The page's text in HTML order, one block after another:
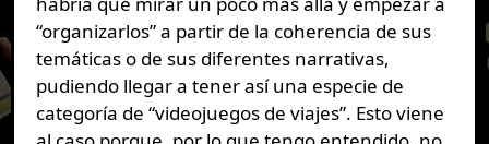
“organizarlos” a partir de la coherencia de sus
temáticas o de sus diferentes narrativas,
pudiendo llegar a tener así una especie de
categoría de “videojuegos de viajes”. Esto viene